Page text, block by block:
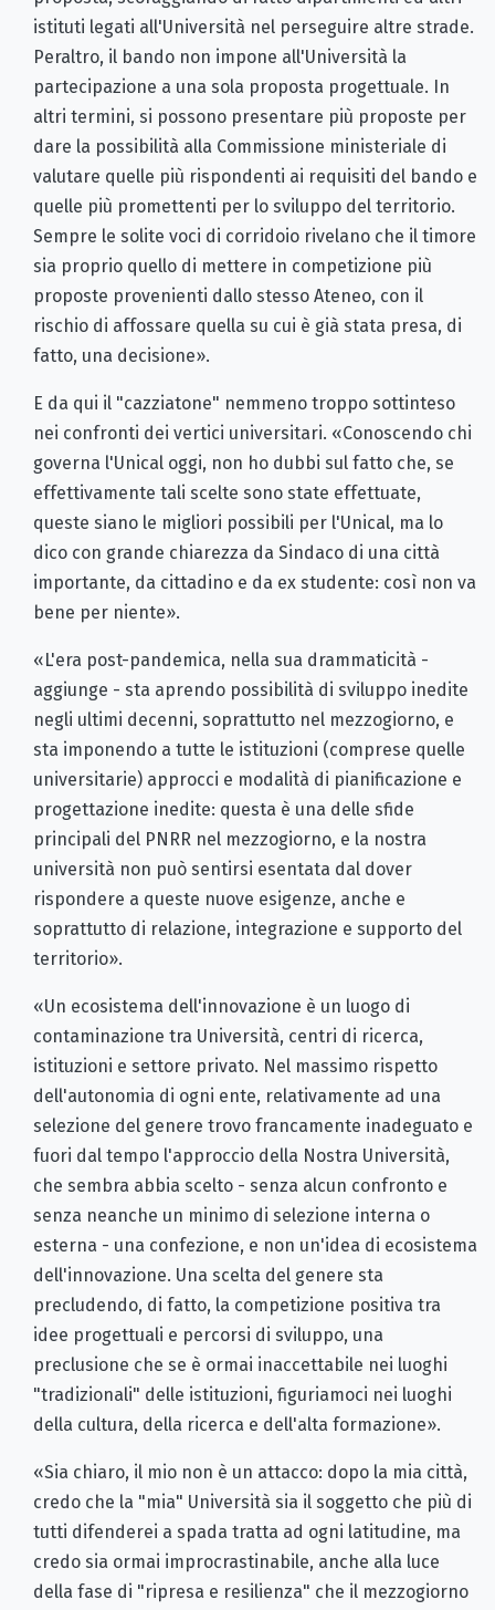
istituti legati all'Università nel perseguire altre strade.
Peraltro, il bando non impone all'Università la
partecipazione a una sola proposta progettuale. In
altri termini, si possono presentare più proposte per
dare la possibilità alla Commissione ministeriale di
valutare quelle più rispondenti ai requisiti del bando e
quelle più promettenti per lo sviluppo del territorio.
Sempre le solite voci di corridoio rivelano che il timore
sia proprio quello di mettere in competizione più
proposte provenienti dallo stesso Ateneo, con il
rischio di affossare quella su cui è già stata presa, di
fatto, una decisione».
E da qui il "cazziatone" nemmeno troppo sottinteso
nei confronti dei vertici universitari. «Conoscendo chi
governa l'Unical oggi, non ho dubbi sul fatto che, se
effettivamente tali scelte sono state effettuate,
queste siano le migliori possibili per l'Unical, ma lo
dico con grande chiarezza da Sindaco di una città
importante, da cittadino e da ex studente: così non va
bene per niente».
«L'era post-pandemica, nella sua drammaticità -
aggiunge - sta aprendo possibilità di sviluppo inedite
negli ultimi decenni, soprattutto nel mezzogiorno, e
sta imponendo a tutte le istituzioni (comprese quelle
universitarie) approcci e modalità di pianificazione e
progettazione inedite: questa è una delle sfide
principali del PNRR nel mezzogiorno, e la nostra
università non può sentirsi esentata dal dover
rispondere a queste nuove esigenze, anche e
soprattutto di relazione, integrazione e supporto del
territorio».
«Un ecosistema dell'innovazione è un luogo di
contaminazione tra Università, centri di ricerca,
istituzioni e settore privato. Nel massimo rispetto
dell'autonomia di ogni ente, relativamente ad una
selezione del genere trovo francamente inadeguato e
fuori dal tempo l'approccio della Nostra Università,
che sembra abbia scelto - senza alcun confronto e
senza neanche un minimo di selezione interna o
esterna - una confezione, e non un'idea di ecosistema
dell'innovazione. Una scelta del genere sta
precludendo, di fatto, la competizione positiva tra
idee progettuali e percorsi di sviluppo, una
preclusione che se è ormai inaccettabile nei luoghi
"tradizionali" delle istituzioni, figuriamoci nei luoghi
della cultura, della ricerca e dell'alta formazione».
«Sia chiaro, il mio non è un attacco: dopo la mia città,
credo che la "mia" Università sia il soggetto che più di
tutti difenderei a spada tratta ad ogni latitudine, ma
credo sia ormai improcrastinabile, anche alla luce
della fase di "ripresa e resilienza" che il mezzogiorno